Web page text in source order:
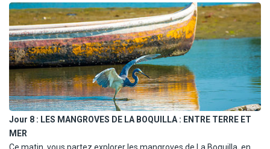
la fameuse "Gorda" de Botero. Puis cap sur l'imposant château
San Felipe, forteresse espagnole aux galeries secrètes et aux
vues imprenables sur la baie. L'après-midi est à vous. Farniente,
shopping artisanal, pause en terrasse… la ville invite à la douceur.
Dîner libre et nuit à Carthagène.
Jour 8 : LES MANGROVES DE LA BOQUILLA : ENTRE TERRE ET
MER